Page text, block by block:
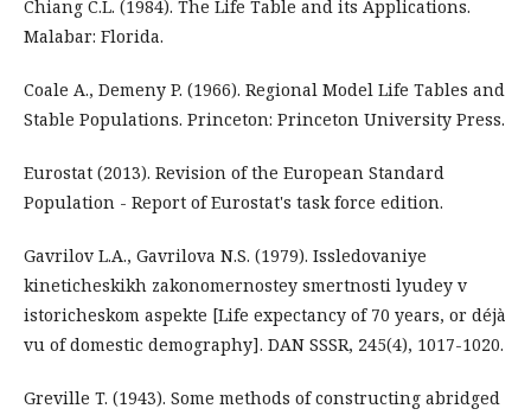
Chiang C.L. (1984). The Life Table and its Applications.
Malabar: Florida.
Coale A., Demeny P. (1966). Regional Model Life Tables and
Stable Populations. Princeton: Princeton University Press.
Eurostat (2013). Revision of the European Standard
Population - Report of Eurostat's task force edition.
Gavrilov L.A., Gavrilova N.S. (1979). Issledovaniye
kineticheskikh zakonomernostey smertnosti lyudey v
istoricheskom aspekte [Life expectancy of 70 years, or déjà
vu of domestic demography]. DAN SSSR, 245(4), 1017-1020.
Greville T. (1943). Some methods of constructing abridged